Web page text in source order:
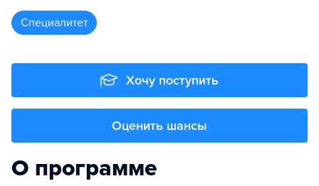
специалитет
Хочу поступить
Оценить шансы
О программе